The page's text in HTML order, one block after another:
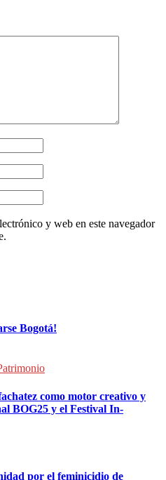
y web en este navegador
Bogotá!
como motor creativo y
BOG25 y el Festival In-
por el feminicidio de